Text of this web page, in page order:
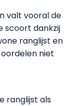
valt vooral de
scoort dankzij
ranglijst en
niet
ranglijst als